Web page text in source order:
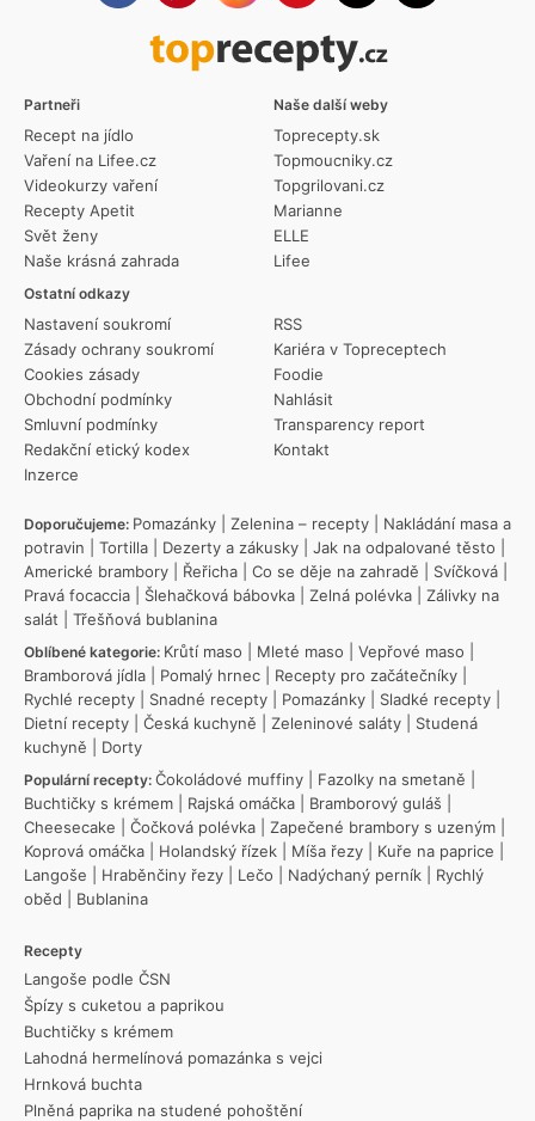
Partneři
Recept na jídlo
Vaření na Lifee.cz
Videokurzy vaření
Recepty Apetit
Svět ženy
Naše krásná zahrada
Ostatní odkazy
Nastavení soukromí
Zásady ochrany soukromí
Cookies zásady
Obchodní podmínky
Smluvní podmínky
Redakční etický kodex
Inzerce
RSS
Kariéra v Topreceptech
Foodie
Nahlásit
Transparency report
Kontakt
Naše další weby
Toprecepty.sk
Topmoucniky.cz
Topgrilovani.cz
Marianne
ELLE
Lifee
Doporučujeme: Pomazánky Zelenina – recepty
Nakládání masa a
potravin
Tortilla Dezerty a zákusky Jak na odpalované těsto
Americké brambory
Řeřicha Co se děje na zahradě Svíčková
Pravá focaccia
Šlehačková bábovka Zelná polévka
Zálivky na
salát
Třešňová bublanina
Oblíbené kategorie: Krůtí maso Mleté maso Vepřové maso
Bramborová jídla
Pomalý hrnec Recepty pro začátečníky
Rychlé recepty
Snadné recepty Pomazánky Sladké recepty
Dietní recepty
Česká kuchyně Zeleninové saláty
Studená
kuchyně
Dorty
Populární recepty: Čokoládové muffiny Fazolky na smetaně
Buchtičky s krémem
Rajská omáčka Bramborový guláš
Cheesecake
Čočková polévka Zapečené brambory s uzeným
Koprová omáčka
Holandský řízek Míša řezy Kuře na paprice
Langoše
Hraběnčiny řezy Lečo Nadýchaný perník
Rychlý
oběd
Bublanina
Recepty
Langoše podle ČSN
Špízy s cuketou a paprikou
Buchtičky s krémem
Lahodná hermelínová pomazánka s vejci
Hrnková buchta
Plněná paprika na studené pohoštění